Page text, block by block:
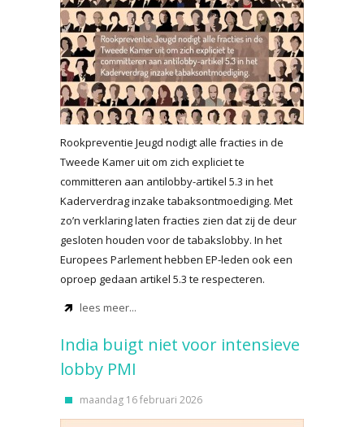
Rookpreventie Jeugd nodigt alle fracties in de
Tweede Kamer uit om zich expliciet te
committeren aan antilobby-artikel 5.3 in het
Kaderverdrag inzake tabaksontmoediging. Met
zo’n verklaring laten fracties zien dat zij de deur
gesloten houden voor de tabakslobby. In het
Europees Parlement hebben EP-leden ook een
oproep gedaan artikel 5.3 te respecteren.
lees meer...
India buigt niet voor intensieve
lobby PMI
maandag 16 februari 2026